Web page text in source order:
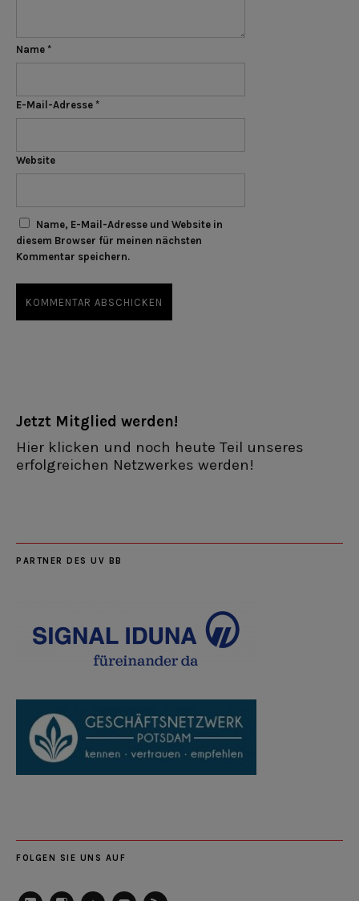
Name *
E-Mail-Adresse *
Website
Name, E-Mail-Adresse und Website in
diesem Browser für meinen nächsten
Kommentar speichern.
Jetzt Mitglied werden!
Hier klicken und noch heute Teil unseres
erfolgreichen Netzwerkes werden!
PARTNER DES UV BB
FOLGEN SIE UNS AUF